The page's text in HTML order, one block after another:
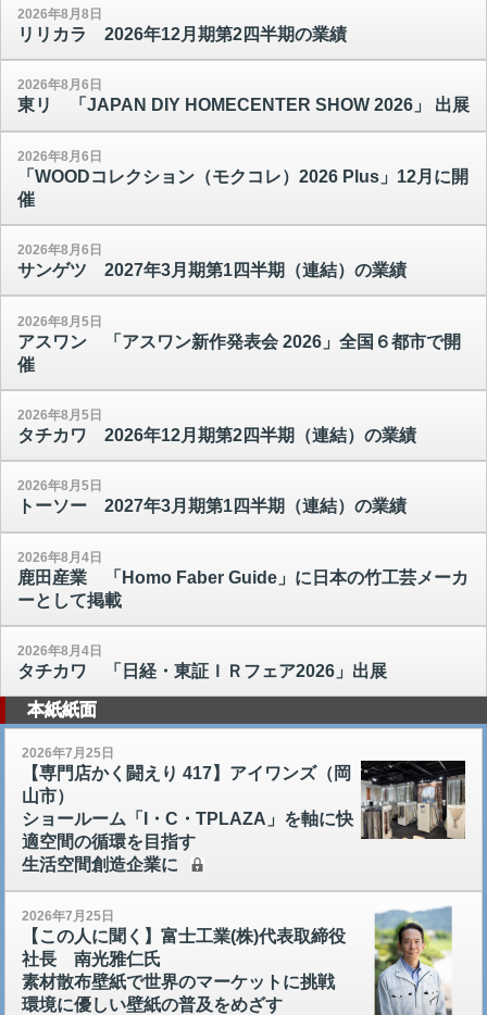
2026年8月8日
リリカラ 2026年12月期第2四半期の業績
2026年8月6日
東リ 「JAPAN DIY HOMECENTER SHOW 2026」 出展
2026年8月6日
「WOODコレクション（モクコレ）2026 Plus」12月に開
催
2026年8月6日
サンゲツ 2027年3月期第1四半期（連結）の業績
2026年8月5日
アスワン 「アスワン新作発表会 2026」全国６都市で開
催
2026年8月5日
タチカワ 2026年12月期第2四半期（連結）の業績
2026年8月5日
トーソー 2027年3月期第1四半期（連結）の業績
2026年8月4日
鹿田産業 「Homo Faber Guide」に日本の竹工芸メーカ
ーとして掲載
2026年8月4日
タチカワ 「日経・東証ＩＲフェア2026」出展
本紙紙面
2026年7月25日
【専門店かく闘えり 417】アイワンズ（岡
山市）
ショールーム「I・C・TPLAZA」を軸に快
適空間の循環を目指す
生活空間創造企業に
2026年7月25日
【この人に聞く】富士工業(株)代表取締役
社長 南光雅仁氏
素材散布壁紙で世界のマーケットに挑戦
環境に優しい壁紙の普及をめざす